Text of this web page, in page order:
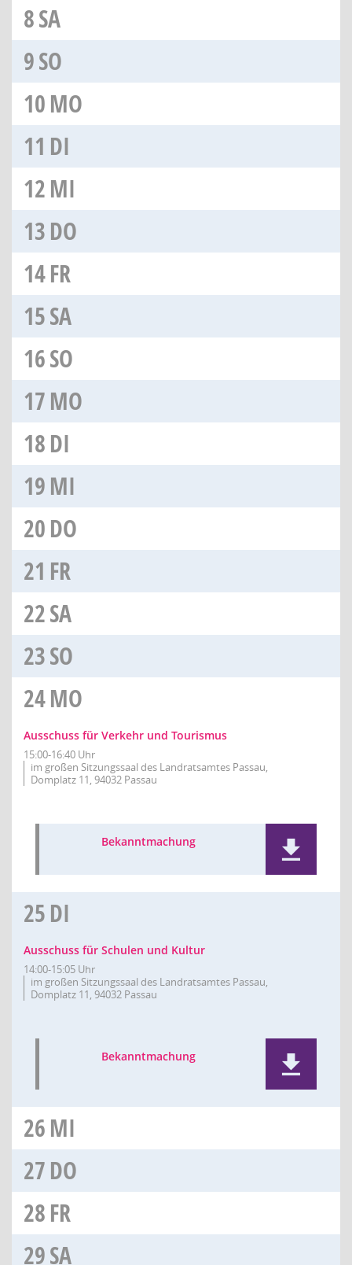
8SA
9SO
10MO
11 DI
12MI
13DO
14FR
15SA
16SO
17MO
18DI
19MI
20DO
21 FR
22SA
23SO
24MO
Ausschuss für Verkehr und Tourismus
15:00-16:40 Uhr
im großen Sitzungssaal des Landratsamtes Passau,
Domplatz 11, 94032 Passau
Bekanntmachung
25DI
Ausschuss für Schulen und Kultur
14:00-15:05 Uhr
im großen Sitzungssaal des Landratsamtes Passau,
Domplatz 11, 94032 Passau
Bekanntmachung
26MI
27DO
28FR
29SA